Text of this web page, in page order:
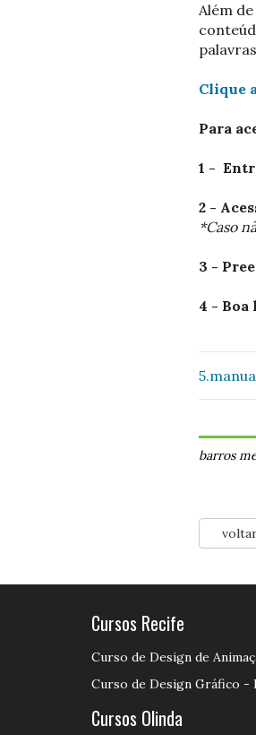
Além
Clique
Para
1 -
2 -
*Caso
3 -
4 - Boa
barros
Cursos Recife
Curso de Design de
Curso de Design Gráfico -
Cursos Olinda